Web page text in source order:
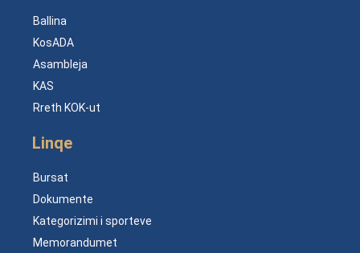
Ballina
KosADA
Asambleja
KAS
Rreth KOK-ut
Linqe
Bursat
Dokumente
Kategorizimi i sporteve
Memorandumet